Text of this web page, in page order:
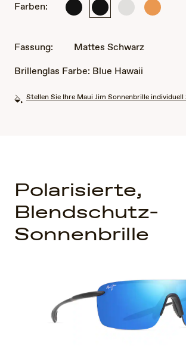
Farben:
Mattes Mattes
Metall
Metall
Fassung:
Mattes Schwarz
Brillenglas Farbe: Blue Hawaii
Stellen Sie Ihre Maui Jim Sonnenbrille individuell
Polarisierte,
Blendschutz-
Sonnenbrille